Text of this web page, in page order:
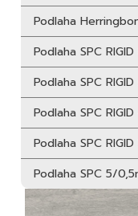
Podlaha
Podlaha SPC
Podlaha SPC
Podlaha SPC
Podlaha SPC
Podlaha SPC 5/